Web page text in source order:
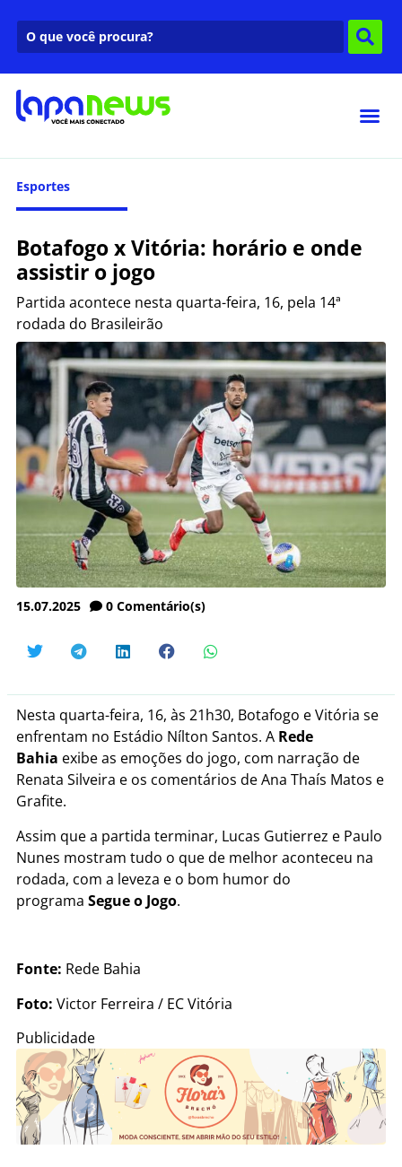
Esportes
Botafogo x Vitória: horário e onde
assistir o jogo
Partida acontece nesta quarta-feira, 16, pela 14ª
rodada do Brasileirão
15.07.2025 0 Comentário(s)
Nesta quarta-feira, 16, às 21h30, Botafogo e Vitória se
enfrentam no Estádio Nílton Santos. A Rede
Bahia exibe as emoções do jogo, com narração de
Renata Silveira e os comentários de Ana Thaís Matos e
Grafite.
Assim que a partida terminar, Lucas Gutierrez e Paulo
Nunes mostram tudo o que de melhor aconteceu na
rodada, com a leveza e o bom humor do
programa Segue o Jogo.
Fonte: Rede Bahia
Foto: Victor Ferreira / EC Vitória
Publicidade